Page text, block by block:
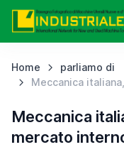
Home
parliamo di
Meccanica
Meccanica
mercato